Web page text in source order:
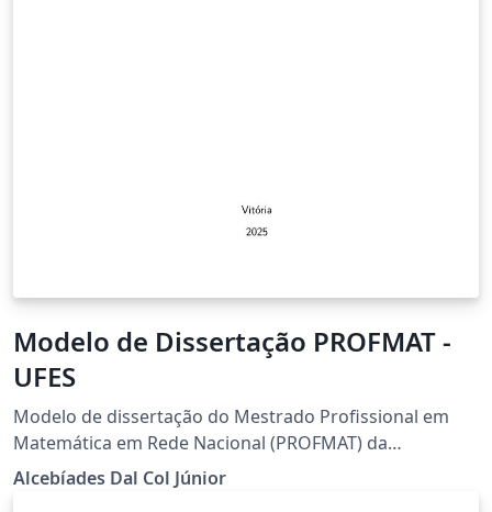
Modelo de Dissertação PROFMAT -
UFES
Modelo de dissertação do Mestrado Profissional em
Matemática em Rede Nacional (PROFMAT) da
Universidade Federal do Espírito Santo (UFES)
Alcebíades Dal Col Júnior